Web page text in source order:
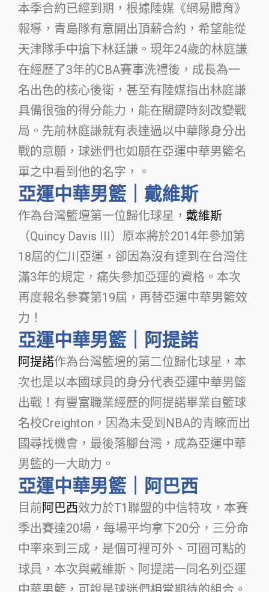
本季合約已經到期，根據陸媒《網易體育》
報導，青島隊有意開出頂薪合約，希望能從
天津隊手中搶下林廷謙。現年24歲的林庭謙
在經歷了3年的CBA賽事洗禮後，成長為一
名出色的核心後衛，甚至有陸媒指出林庭謙
具備很強的得分能力，能在關鍵時刻改變戰
局。先前林庭謙就有表達過以中華隊身分出
戰的意願，球迷們也如願在亞運中華男籃名
單之中看到他的名字，。
亞運中華男籃｜戴維斯
作為台灣籃壇第一位歸化球星， 戴維斯
（Quincy Davis III）原本將於2014年參加第
18屆的仁川亞運，卻因為沒有達到在台灣住
滿3年的規定，痛失參加亞運的資格。本次
再度報名參賽第19屆，再替亞運中華男籃效
力！
亞運中華男籃｜阿提諾
阿提諾作為台灣籃壇的第二位歸化球星，本
次也是以本國球員的身分代表亞運中華男籃
出戰！有豐富職業經歷的阿提諾畢業自籃球
名校Creighton，因為未受到NBA的青睞而出
國尋找機會，最後落腳台灣，成為亞運中華
男籃的一大助力。
亞運中華男籃｜阿巴西
目前阿巴西效力於T1聯盟的中信特攻，本賽
季出賽達20場，每場平均拿下20分，三分命
中率來到三成，是個可裡可外、可圈可點的
球員，本次與戴維斯、阿提諾一同名列亞運